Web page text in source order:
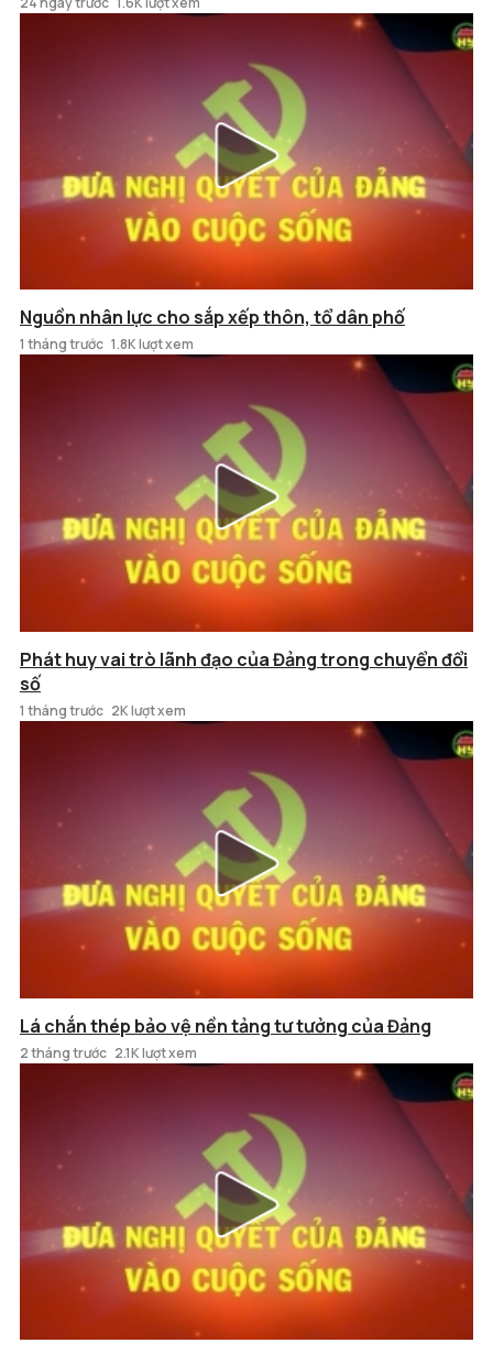
Nguồn nhân lực cho sắp xếp thôn, tổ dân phố
1 tháng trước 1.8K lượt xem
Phát huy vai trò lãnh đạo của Đảng trong chuyển đổi
số
1 tháng trước 2K lượt xem
Lá chắn thép bảo vệ nền tảng tư tưởng của Đảng
2 tháng trước 2.1K lượt xem